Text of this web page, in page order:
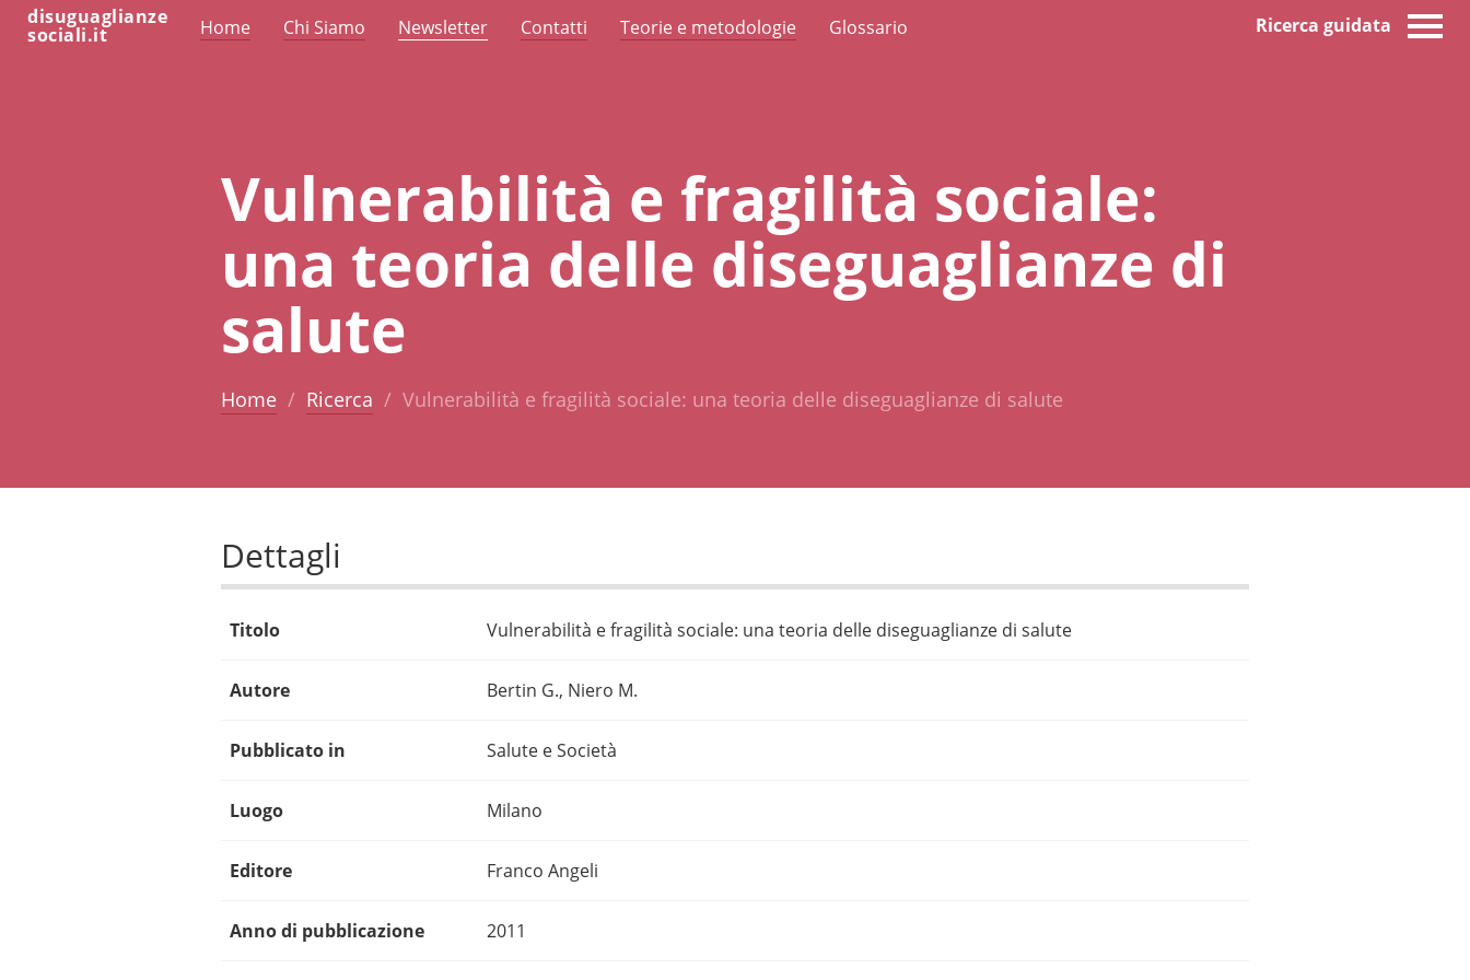
disuguaglianze
sociali.it Home Chi Siamo Newsletter Contatti Teorie e metodologie Glossario Ricerca guidata
Vulnerabilità e fragilità sociale:
una teoria delle diseguaglianze di
salute
Home Ricerca Vulnerabilità e fragilità sociale: una teoria delle diseguaglianze di salute
Dettagli
Titolo Vulnerabilità e fragilità sociale: una teoria delle diseguaglianze di salute
Autore Bertin G., Niero M.
Pubblicato in Salute e Società
Luogo Milano
Editore Franco Angeli
Anno di pubblicazione 2011